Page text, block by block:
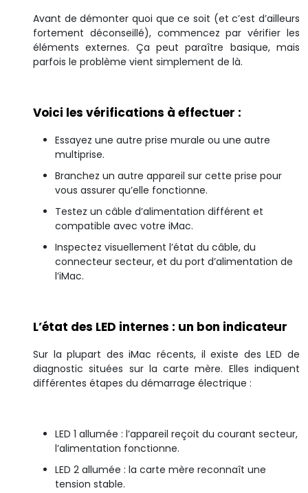
Avant de démonter quoi que ce soit (et c’est d’ailleurs
fortement déconseillé), commencez par vérifier les
éléments externes. Ça peut paraître basique, mais
parfois le problème vient simplement de là.
Voici les vérifications à effectuer :
Essayez une autre prise murale ou une autre
multiprise.
Branchez un autre appareil sur cette prise pour
vous assurer qu’elle fonctionne.
Testez un câble d’alimentation différent et
compatible avec votre iMac.
Inspectez visuellement l’état du câble, du
connecteur secteur, et du port d’alimentation de
l’iMac.
L’état des LED internes : un bon indicateur
Sur la plupart des iMac récents, il existe des LED de
diagnostic situées sur la carte mère. Elles indiquent
différentes étapes du démarrage électrique :
LED 1 allumée : l’appareil reçoit du courant secteur,
l’alimentation fonctionne.
LED 2 allumée : la carte mère reconnaît une
tension stable.